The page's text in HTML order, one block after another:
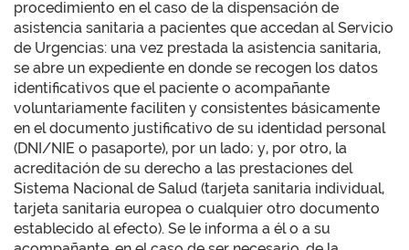
procedimiento en el caso de la dispensación de
asistencia sanitaria a pacientes que accedan al Servicio
de Urgencias: una vez prestada la asistencia sanitaria,
se abre un expediente en donde se recogen los datos
identificativos que el paciente o acompañante
voluntariamente faciliten y consistentes básicamente
en el documento justificativo de su identidad personal
(DNI/NIE o pasaporte), por un lado; y, por otro, la
acreditación de su derecho a las prestaciones del
Sistema Nacional de Salud (tarjeta sanitaria individual,
tarjeta sanitaria europea o cualquier otro documento
establecido al efecto). Se le informa a él o a su